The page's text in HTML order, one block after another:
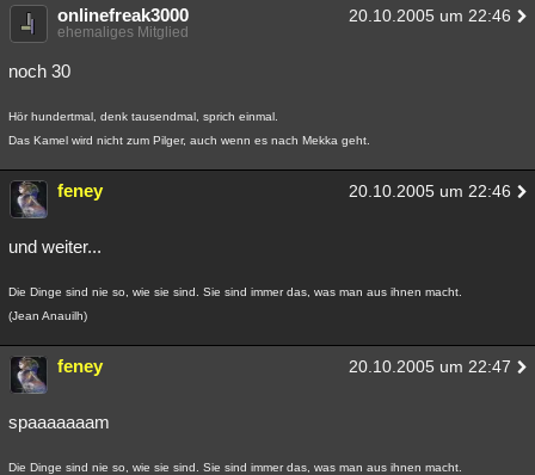
onlinefreak3000 20.10.2005 um 22:46
ehemaliges Mitglied
noch 30
Hör hundertmal, denk tausendmal, sprich einmal.
Das Kamel wird nicht zum Pilger, auch wenn es nach Mekka geht.
feney 20.10.2005 um 22:46
und weiter...
Die Dinge sind nie so, wie sie sind. Sie sind immer das, was man aus ihnen macht.
(Jean Anauilh)
feney 20.10.2005 um 22:47
spaaaaaaam
Die Dinge sind nie so, wie sie sind. Sie sind immer das, was man aus ihnen macht.